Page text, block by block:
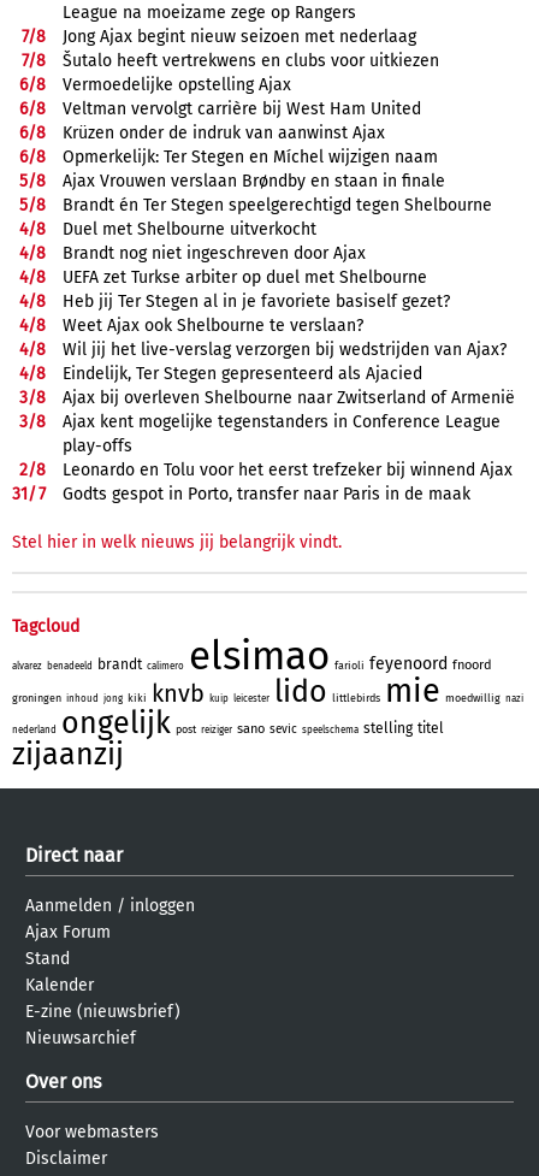
League na moeizame zege op Rangers
7/8
Jong Ajax begint nieuw seizoen met nederlaag
7/8
Šutalo heeft vertrekwens en clubs voor uitkiezen
6/8
Vermoedelijke opstelling Ajax
6/8
Veltman vervolgt carrière bij West Ham United
6/8
Krüzen onder de indruk van aanwinst Ajax
6/8
Opmerkelijk: Ter Stegen en Míchel wijzigen naam
5/8
Ajax Vrouwen verslaan Brøndby en staan in finale
5/8
Brandt én Ter Stegen speelgerechtigd tegen Shelbourne
4/8
Duel met Shelbourne uitverkocht
4/8
Brandt nog niet ingeschreven door Ajax
4/8
UEFA zet Turkse arbiter op duel met Shelbourne
4/8
Heb jij Ter Stegen al in je favoriete basiself gezet?
4/8
Weet Ajax ook Shelbourne te verslaan?
4/8
Wil jij het live-verslag verzorgen bij wedstrijden van Ajax?
4/8
Eindelijk, Ter Stegen gepresenteerd als Ajacied
3/8
Ajax bij overleven Shelbourne naar Zwitserland of Armenië
3/8
Ajax kent mogelijke tegenstanders in Conference League
play-offs
2/8
Leonardo en Tolu voor het eerst trefzeker bij winnend Ajax
31/7 Godts gespot in Porto, transfer naar Paris in de maak
Stel hier in welk nieuws jij belangrijk vindt.
Tagcloud
alvarez benadeeld brandt calimero elsimao farioli feyenoord fnoord
groningen inhoud jong kiki knvb kuip leicester lido littlebirds mie moedwillig nazi
nederland ongelijk post reiziger sano sevic speelschema stelling titel
zijaanzij
Direct naar
Aanmelden / inloggen
Ajax Forum
Stand
Kalender
E-zine (nieuwsbrief)
Nieuwsarchief
Over ons
Voor webmasters
Disclaimer